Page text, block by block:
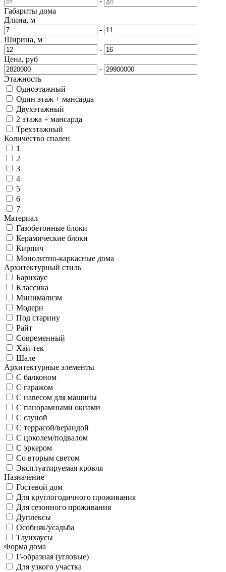
Габариты дома
Длина, м
-
Ширина, м
-
Цена, руб
-
Этажность
Одноэтажный
Один этаж + мансарда
Двухэтажный
2 этажа + мансарда
Трехэтажный
Количество спален
1
2
3
4
5
6
7
Материал
Газобетонные блоки
Керамические блоки
Кирпич
Монолитно-каркасные дома
Архитектурный стиль
Барнхаус
Классика
Минимализм
Модерн
Под старину
Райт
Современный
Хай-тек
Шале
Архитектурные элементы
С балконом
С гаражом
С навесом для машины
С панорамными окнами
С сауной
С террасой/верандой
С цоколем/подвалом
С эркером
Со вторым светом
Эксплуатируемая кровля
Назначение
Гостевой дом
Для круглогодичного проживания
Для сезонного проживания
Дуплексы
Особняк/усадьба
Таунхаусы
Форма дома
Г-образная (угловые)
Для узкого участка